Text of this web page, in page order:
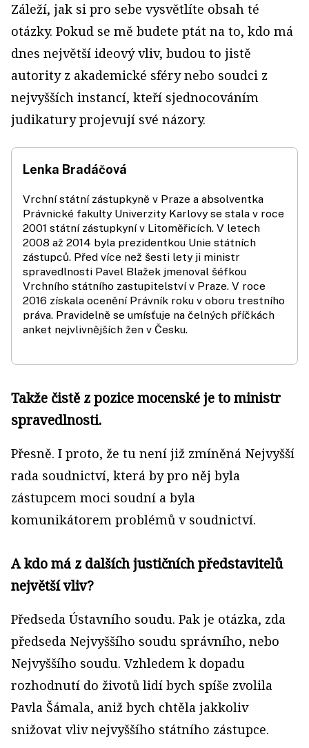
Záleží, jak si pro sebe vysvětlíte obsah té
otázky. Pokud se mě budete ptát na to, kdo má
dnes největší ideový vliv, budou to jistě
autority z akademické sféry nebo soudci z
nejvyšších instancí, kteří sjednocováním
judikatury projevují své názory.
Lenka Bradáčová
Vrchní státní zástupkyně v Praze a absolventka
Právnické fakulty Univerzity Karlovy se stala v roce
2001 státní zástupkyní v Litoměřicích. V letech
2008 až 2014 byla prezidentkou Unie státních
zástupců. Před více než šesti lety ji ministr
spravedlnosti Pavel Blažek jmenoval šéfkou
Vrchního státního zastupitelství v Praze. V roce
2016 získala ocenění Právník roku v oboru trestního
práva. Pravidelně se umísťuje na čelných příčkách
anket nejvlivnějších žen v Česku.
Takže čistě z pozice mocenské je to ministr
spravedlnosti.
Přesně. I proto, že tu není již zmíněná Nejvyšší
rada soudnictví, která by pro něj byla
zástupcem moci soudní a byla
komunikátorem problémů v soudnictví.
A kdo má z dalších justičních představitelů
největší vliv?
Předseda Ústavního soudu. Pak je otázka, zda
předseda Nejvyššího soudu správního, nebo
Nejvyššího soudu. Vzhledem k dopadu
rozhodnutí do životů lidí bych spíše zvolila
Pavla Šámala, aniž bych chtěla jakkoliv
snižovat vliv nejvyššího státního zástupce.